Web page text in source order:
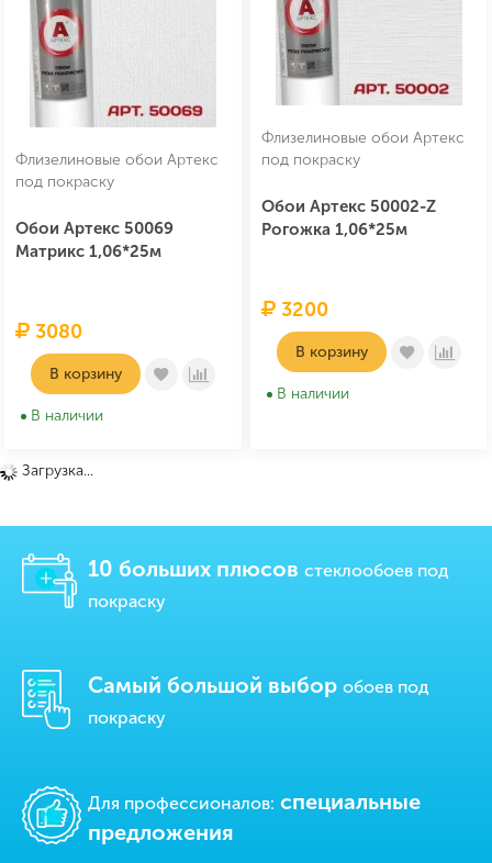
Флизелиновые обои Артекс
под покраску
Обои Артекс 50069
Матрикс 1,06*25м
3080
В корзину
В наличии
Флизелиновые обои Артекс
под покраску
Обои Артекс 50002-Z
Рогожка 1,06*25м
3200
В корзину
В наличии
Загрузка...
10 больших плюсов стеклообоев под
покраску
Самый большой выбор обоев под
покраску
Для профессионалов: cпециальные
предложения